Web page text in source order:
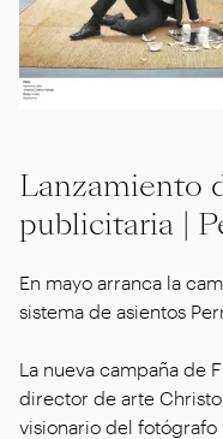
Lanzamiento
publicitaria |
En mayo arranca la
sistema de asientos
La nueva campaña de
director de arte
visionario del fotógrafo